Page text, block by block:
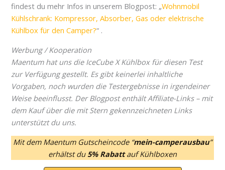
findest du mehr Infos in unserem Blogpost: „Wohnmobil
Kühlschrank: Kompressor, Absorber, Gas oder elektrische
Kühlbox für den Camper?“ .
Werbung / Kooperation
Maentum hat uns die IceCube X Kühlbox für diesen Test
zur Verfügung gestellt. Es gibt keinerlei inhaltliche
Vorgaben, noch wurden die Testergebnisse in irgendeiner
Weise beeinflusst. Der Blogpost enthält Affiliate-Links – mit
dem Kauf über die mit Stern gekennzeichneten Links
unterstützt du uns.
Mit dem Maentum Gutscheincode “mein-camperausbau”
erhältst du 5% Rabattauf Kühlboxen